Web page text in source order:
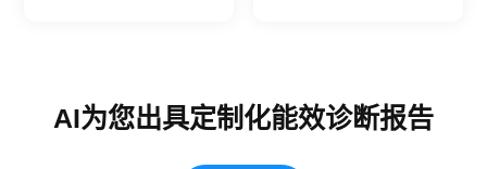
AI为您出具定制化能效诊断报告